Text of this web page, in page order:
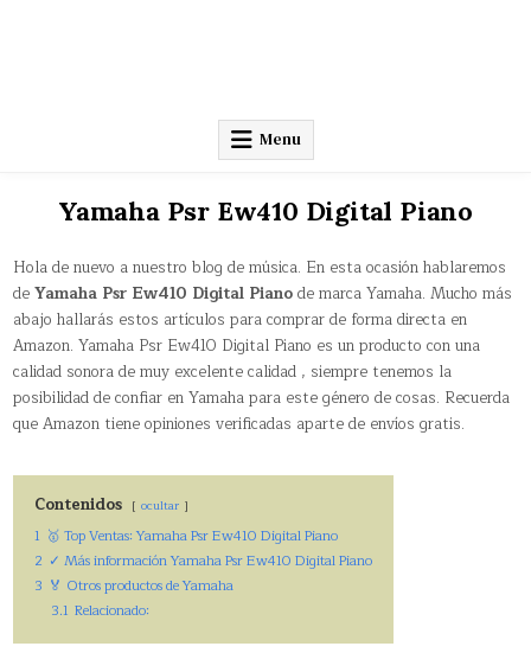
Menu
Yamaha Psr Ew410 Digital Piano
Hola de nuevo a nuestro blog de música. En esta ocasión hablaremos
deYamaha Psr Ew410 Digital Pianode marca Yamaha. Mucho más
abajo hallarás estos artículos para comprar de forma directa en
Amazon. Yamaha Psr Ew410 Digital Piano es un producto con una
calidad sonora de muy excelente calidad , siempre tenemos la
posibilidad de confiar en Yamaha para este género de cosas. Recuerda
que Amazon tiene opiniones verificadas aparte de envíos gratis.
Contenidos ocultar
1 🥇 Top Ventas: Yamaha Psr Ew410 Digital Piano
2 ✓ Más información Yamaha Psr Ew410 Digital Piano
3 🏅 Otros productos de Yamaha
3.1 Relacionado: